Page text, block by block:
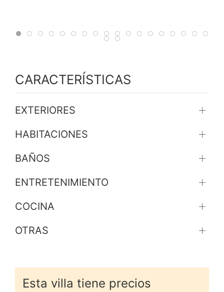
CARACTERÍSTICAS
EXTERIORES
HABITACIONES
BAÑOS
ENTRETENIMIENTO
COCINA
OTRAS
Esta villa tiene precios